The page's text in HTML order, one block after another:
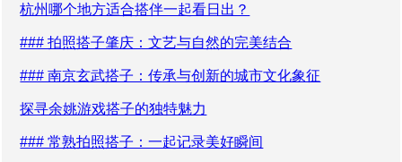
杭州哪个地方适合搭伴一起看日出？
### 拍照搭子肇庆：文艺与自然的完美结合
### 南京玄武搭子：传承与创新的城市文化象征
探寻余姚游戏搭子的独特魅力
### 常熟拍照搭子：一起记录美好瞬间